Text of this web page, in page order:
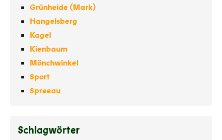
Grünheide (Mark)
Hangelsberg
Kagel
Kienbaum
Mönchwinkel
Sport
Spreeau
Schlagwörter